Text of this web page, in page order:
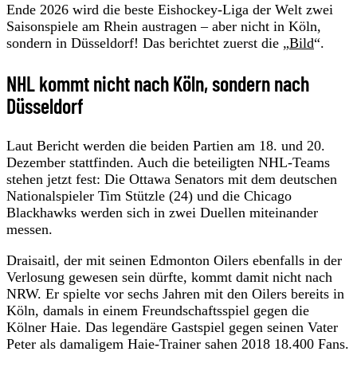
Ende 2026 wird die beste Eishockey-Liga der Welt zwei
Saisonspiele am Rhein austragen – aber nicht in Köln,
sondern in Düsseldorf! Das berichtet zuerst die „Bild“.
NHL kommt nicht nach Köln, sondern nach
Düsseldorf
Laut Bericht werden die beiden Partien am 18. und 20.
Dezember stattfinden. Auch die beteiligten NHL-Teams
stehen jetzt fest: Die Ottawa Senators mit dem deutschen
Nationalspieler Tim Stützle (24) und die Chicago
Blackhawks werden sich in zwei Duellen miteinander
messen.
Draisaitl, der mit seinen Edmonton Oilers ebenfalls in der
Verlosung gewesen sein dürfte, kommt damit nicht nach
NRW. Er spielte vor sechs Jahren mit den Oilers bereits in
Köln, damals in einem Freundschaftsspiel gegen die
Kölner Haie. Das legendäre Gastspiel gegen seinen Vater
Peter als damaligem Haie-Trainer sahen 2018 18.400 Fans.